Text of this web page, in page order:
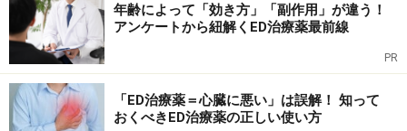
そのポイントをごく簡単に言うと「勃起状態を終わらせ
る性質を持つ酵素（PDE５）の働きを弱めること」とい
うことになります。つまり、勃起を静めようとする働き
を邪魔して、勃起を長引かせようというわけです。
年齢によって「効き方」「副作用」が違う！
アンケートから紐解くED治療薬最前線
PR
「ED治療薬＝心臓に悪い」は誤解！ 知って
おくべきED治療薬の正しい使い方